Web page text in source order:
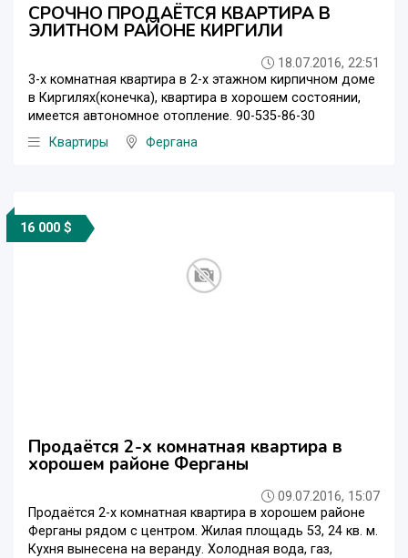
СРОЧНО ПРОДАЁТСЯ КВАРТИРА В
ЭЛИТНОМ РАЙОНЕ КИРГИЛИ
18.07.2016, 22:51
3-х комнатная квартира в 2-х этажном кирпичном доме
в Киргилях(конечка), квартира в хорошем состоянии,
имеется автономное отопление. 90-535-86-30
Квартиры
Фергана
16 000 $
Продаётся 2-х комнатная квартира в
хорошем районе Ферганы
09.07.2016, 15:07
Продаётся 2-х комнатная квартира в хорошем районе
Ферганы рядом с центром. Жилая площадь 53, 24 кв. м.
Кухня вынесена на веранду. Холодная вода, газ,